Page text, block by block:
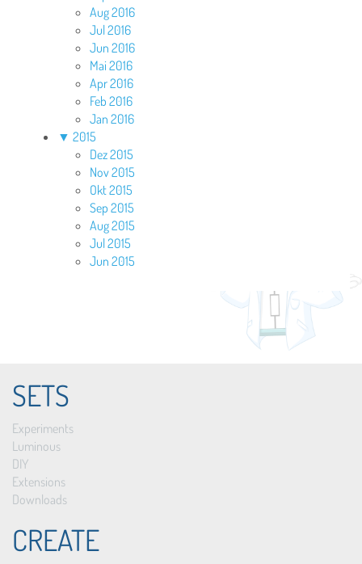
Aug 2016
Jul 2016
Jun 2016
Mai 2016
Apr 2016
Feb 2016
Jan 2016
▼ 2015
Dez 2015
Nov 2015
Okt 2015
Sep 2015
Aug 2015
Jul 2015
Jun 2015
SETS
Experiments
Luminous
DIY
Extensions
Downloads
CREATE